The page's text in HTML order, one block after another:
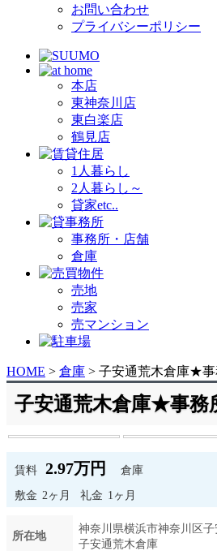
お問い合わせ
プライバシーポリシー
本店
東神奈川店
東白楽店
鶴見店
1人暮らし
2人暮らし～
貸家etc..
事務所・店舗
倉庫
売地
売家
売マンション
HOME > 倉庫 > 子安通荒木倉庫★
子安通荒木倉庫★事務
賃料 2.97万円 倉庫
敷金 2ヶ月 礼金 1ヶ月
所在地
神奈川県横浜市神奈川区子
子安通荒木倉庫